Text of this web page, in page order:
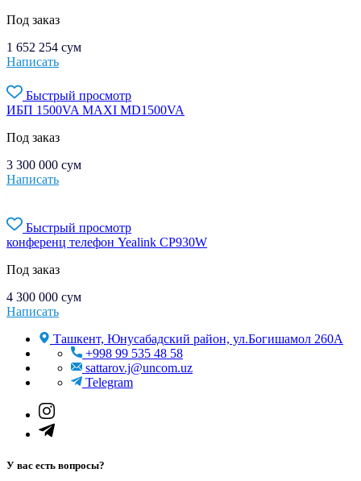
Под заказ
1 652 254 сум
Написать
Быстрый просмотр
ИБП 1500VA MAXI MD1500VA
Под заказ
3 300 000 сум
Написать
Быстрый просмотр
конференц телефон Yealink CP930W
Под заказ
4 300 000 сум
Написать
Ташкент, Юнусабадский район, ул.Богишамол 260А
+998 99 535 48 58
sattarov.j@uncom.uz
Telegram
У вас есть вопросы?